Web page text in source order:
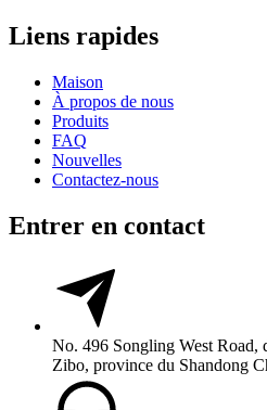
Liens rapides
Maison
À propos de nous
Produits
FAQ
Nouvelles
Contactez-nous
Entrer en contact
No. 496 Songling West Road,
Zibo, province du Shandong